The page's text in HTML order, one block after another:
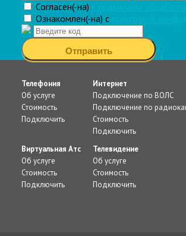
Согласен(-на)
Ознакомлен(-на) с
Телефония
Об услуге
Стоимость
Подключить
Интернет
Подключение по ВОЛС
Подключение по
Стоимость
Подключить
Виртуальная Атс
Об услуге
Стоимость
Подключить
Телевидение
Об услуге
Стоимость
Подключить